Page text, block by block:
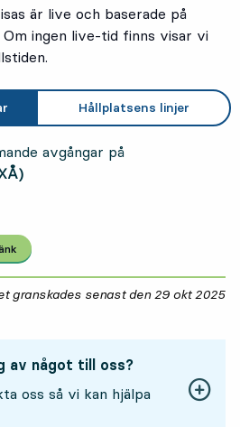
är live och baserade på
Om ingen live-tid finns visar vi
Hållplatsens linjer
avgångar på
granskades senast den 29 okt 2025
av något till oss?
oss så vi kan hjälpa